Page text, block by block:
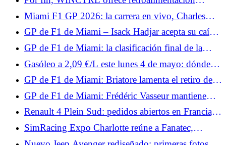
apuros
háptica.
Miami F1 GP 2026: la carrera en vivo, Charles
Leclerc estropea su podio, Antonelli como jefe
GP de F1 de Miami – Isack Hadjar acepta su caída:
“No era muy inteligente”
GP de F1 de Miami: la clasificación final de la
carrera, y tres para Antonelli, grandes puntos para
Alpine
Gasóleo a 2,09 €/L este lunes 4 de mayo: dónde
repostar gasóleo por debajo de la media de 2,19
€/L en Francia
GP de F1 de Miami: Briatore lamenta el retiro de
Gasly y felicita a Colapinto
GP de F1 de Miami: Frédéric Vasseur mantiene
aspectos positivos a pesar de una carrera fallida
para Ferrari
Renault 4 Plein Sud: pedidos abiertos en Francia,
desde 37.290 €
SimRacing Expo Charlotte reúne a Fanatec,
Asetek, Conspit, VPG, Thrustmaster y Pimax.